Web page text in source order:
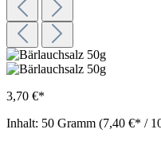
3,70 €*
Inhalt: 50 Gramm (7,40 €* /